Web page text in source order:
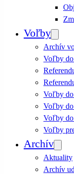
Voľby
Archív
Voľby do
Voľby do
Voľby do
Voľby
Voľby
Archív
Aktuality
Archív